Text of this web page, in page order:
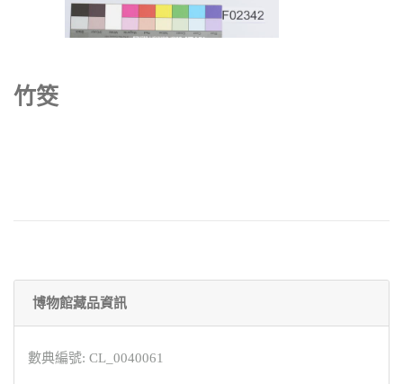
竹筊
博物館藏品資訊
數典編號: CL_0040061